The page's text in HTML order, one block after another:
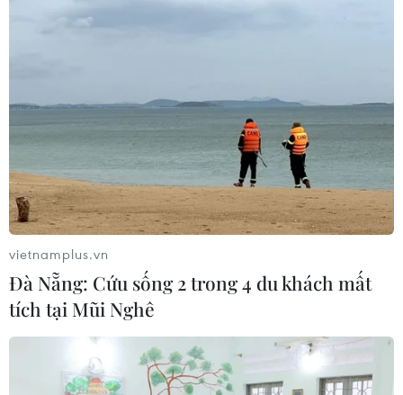
vietnamplus.vn
Đà Nẵng: Cứu sống 2 trong 4 du khách mất
tích tại Mũi Nghê